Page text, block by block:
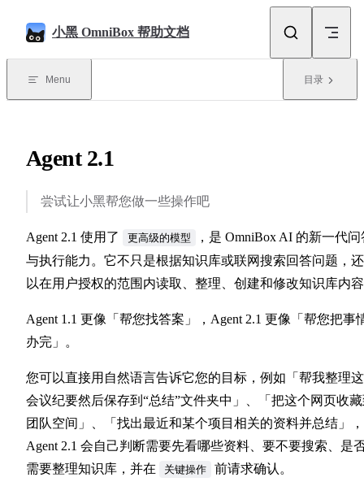
小黑 OmniBox 帮助文档
Menu 目录
Agent 2.1
尝试让小黑帮您做一些操作吧
Agent 2.1 使用了 更高级的模型
，是 OmniBox AI 的新一代问
与执行能力。它不只是根据知识库或联网搜索回答问题，
以在用户授权的范围内读取、整理、创建和修改知识库内
Agent 1.1 更像「帮您找答案」，Agent 2.1 更像「帮您把事
办完」。
您可以直接用自然语言告诉它您的目标，例如「帮我整理
会议纪要然后保存到“总结”文件夹中」、「把这个网页收
团队空间」、「找出最近和某个项目相关的资料并总结」，
Agent 2.1 会自己判断需要先看哪些资料、要不要搜索、是
需要整理知识库，并在
关键操作 前请求确认。